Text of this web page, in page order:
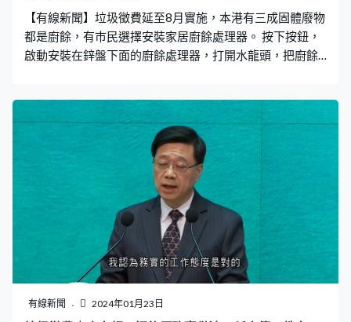
【有線新聞】垃圾徵費延至8月實施，本港有三成固體廢物
都是廚餘，有巿民選擇安裝家居廚餘處理器。 按下按鈕，
啟動安裝在鋅盤下面的廚餘處理器，打開水龍頭，把廚餘
生：「垃圾收費起碼這方面可以減輕，基本上甚麼都可以
處理到，除非骨頭，例如煲湯的湯渣倒進去，攪完就一併
沖走。」孫女士：「方便一些、簡單一些，不用經常把垃
圾放在垃圾桶整理。」 根據環保署2022年的數據，香港每
日平均產生11,128公噸都市固體廢物，當中廚餘佔的比例
最多、有三成，其次是塑料和紙料。廚餘當中有七成來自
家居，每天平均有2,312公噸。 有售賣電器的負責人指，
每部廚餘處理器價值二千至三千元，最近多了顧客查詢。
廚房電器店經理Jackie：「見到數字上都有明顯上升，大概
有三成升幅。接下來政府有垃圾徵費，大家都開始意識到
要透過其他渠道、是否可以把廚餘透過其他方法排走。將
廚餘透過機器攪碎，經過水流的帶動排走。」 負責人提醒
有線新聞 2024年01月23日